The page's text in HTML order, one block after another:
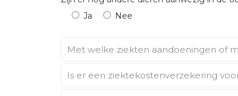
Ja
Nee